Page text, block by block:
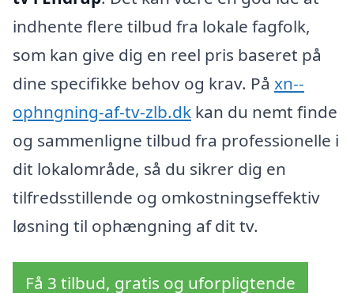
indhente flere tilbud fra lokale fagfolk,
som kan give dig en reel pris baseret på
dine specifikke behov og krav. På xn--
ophngning-af-tv-zlb.dk kan du nemt finde
og sammenligne tilbud fra professionelle i
dit lokalområde, så du sikrer dig en
tilfredsstillende og omkostningseffektiv
løsning til ophængning af dit tv.
Få 3 tilbud, gratis og uforpligtende